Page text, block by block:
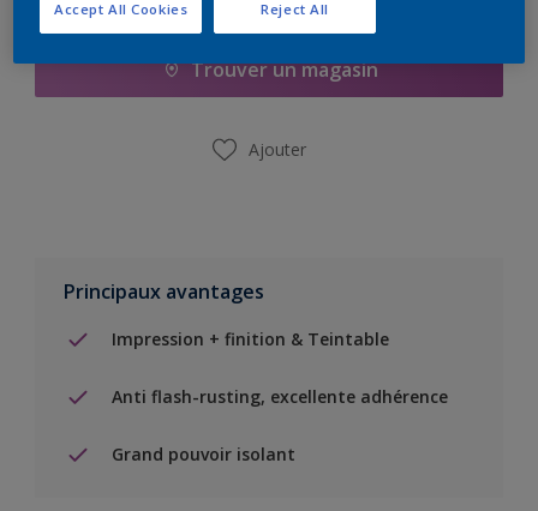
Trouver un magasin
Ajouter
Principaux avantages
Impression + finition & Teintable
Anti flash-rusting, excellente adhérence
Grand pouvoir isolant
Reject All
Accept All Cookies